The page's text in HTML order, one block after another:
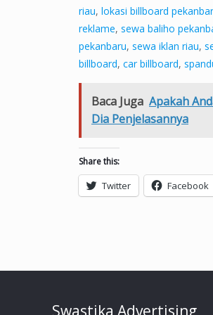
riau, lokasi billboard
reklame, sewa baliho
pekanbaru, sewa iklan riau,
billboard, car billboard,
Baca Juga Apakah
Dia Penjelasannya
Share this:
Twitter Facebook
Swastika Advertising